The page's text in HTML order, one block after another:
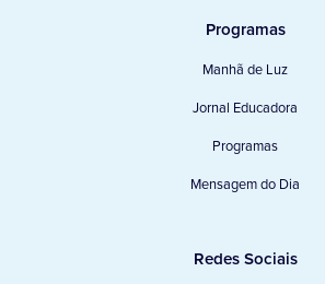
Programas
Manhã de Luz
Jornal Educadora
Programas
Mensagem do Dia
Redes Sociais